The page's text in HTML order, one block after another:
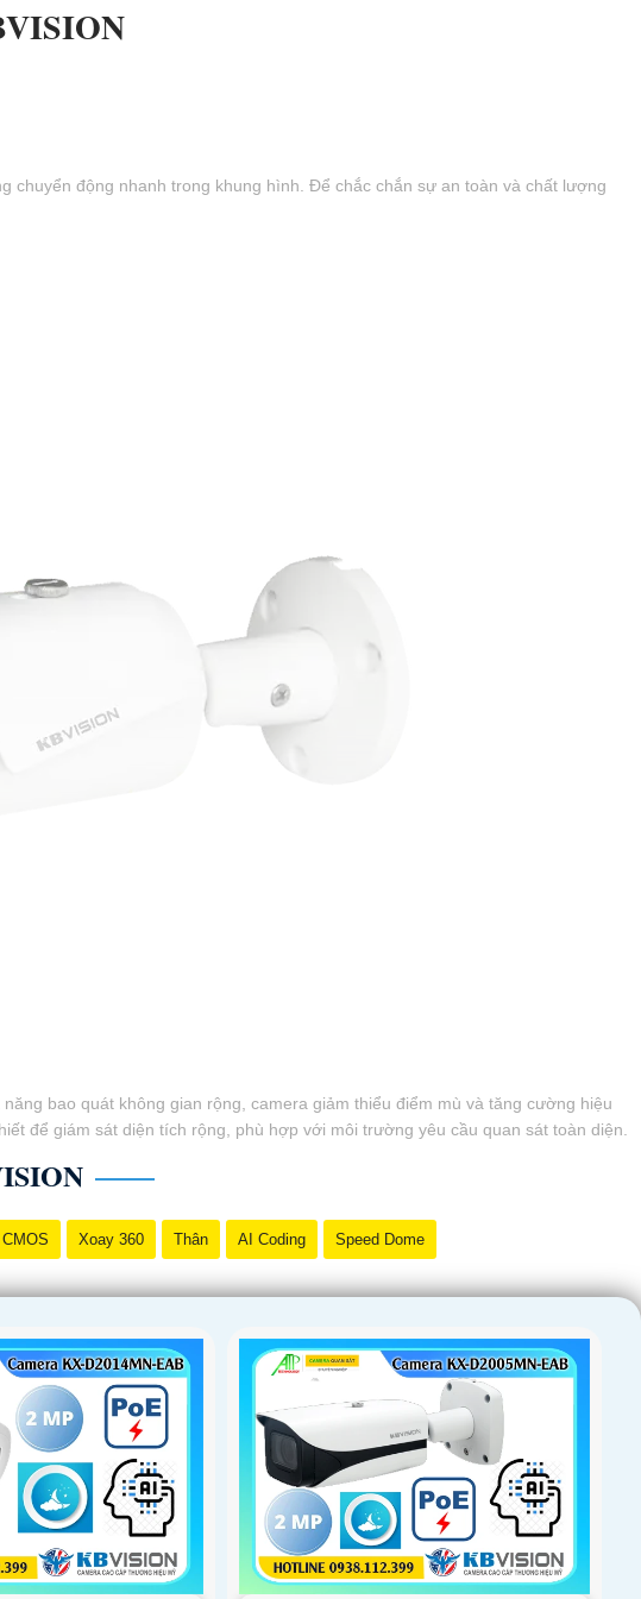
chuyển động nhanh trong khung hình. Để chắc chắn sự an toàn và chất lượng
bao quát không gian rộng, camera giảm thiểu điểm mù và tăng cường hiệu
để giám sát diện tích rộng, phù hợp với môi trường yêu cầu quan sát toàn diện.
CMOS Xoay 360 Thân AI Coding Speed Dome